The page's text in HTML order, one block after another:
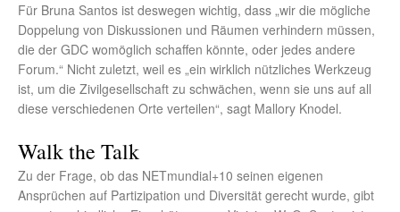
Für Bruna Santos ist deswegen wichtig, dass „wir die mögliche
Doppelung von Diskussionen und Räumen verhindern müssen,
die der GDC womöglich schaffen könnte, oder jedes andere
Forum.“ Nicht zuletzt, weil es „ein wirklich nützliches Werkzeug
ist, um die Zivilgesellschaft zu schwächen, wenn sie uns auf all
diese verschiedenen Orte verteilen“, sagt Mallory Knodel.
Walk the Talk
Zu der Frage, ob das NETmundial+10 seinen eigenen
Ansprüchen auf Partizipation und Diversität gerecht wurde, gibt